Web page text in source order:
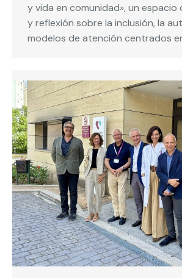
y vida en comunidad», un
y reflexión sobre la inclusión, la
modelos de atención centrados